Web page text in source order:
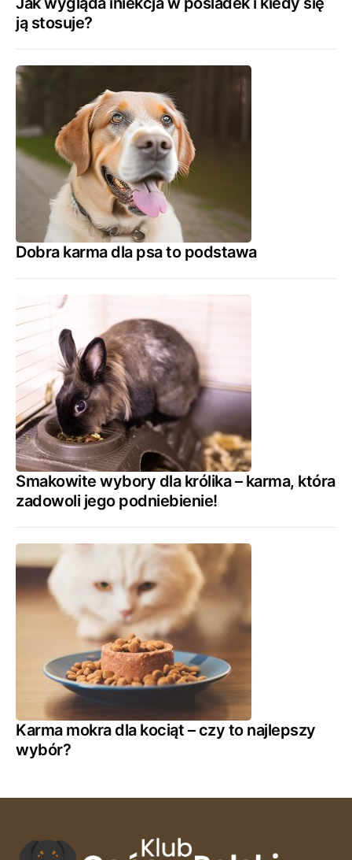
ją stosuje?
Dobra karma dla psa to podstawa
Smakowite wybory dla królika – karma, która
zadowoli jego podniebienie!
Karma mokra dla kociąt – czy to najlepszy
wybór?